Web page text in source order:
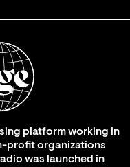
platform working in
profit organizations
was launched in